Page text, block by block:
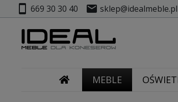
smartphone 669 30 30 40 mail sklep@idealmeble.pl
MEBLE